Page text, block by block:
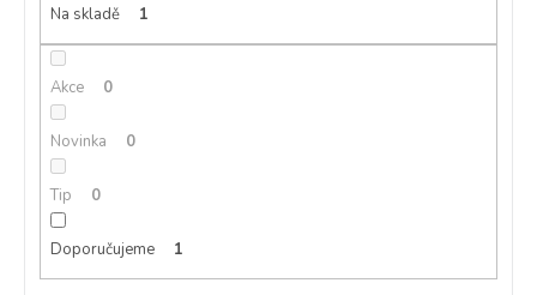
Na skladě 1
Akce 0
Novinka 0
Tip 0
Doporučujeme 1